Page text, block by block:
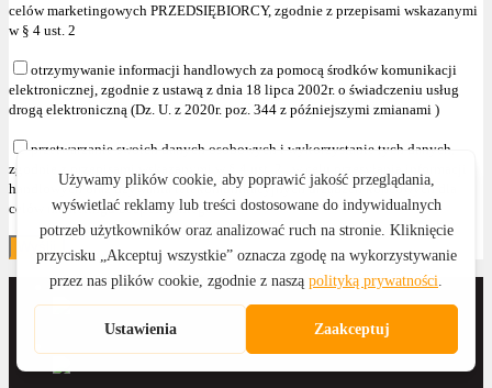
celów marketingowych PRZEDSIĘBIORCY, zgodnie z przepisami wskazanymi
w § 4 ust. 2
otrzymywanie informacji handlowych za pomocą środków komunikacji
elektronicznej, zgodnie z ustawą z dnia 18 lipca 2002r. o świadczeniu usług
drogą elektroniczną (Dz. U. z 2020r. poz. 344 z późniejszymi zmianami )
przetwarzanie swoich danych osobowych i wykorzystanie tych danych,
zgodnie z przepisami wskazanymi w § 4 ust. 2 , w celu przesyłania informacji
handlowych oraz używania telekomunikacyjnych urządzeń końcowych dla
celów marketingu bezpośredniego."